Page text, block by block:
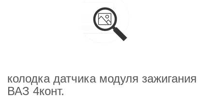
колодка датчика модуля зажигания
ВАЗ 4конт.